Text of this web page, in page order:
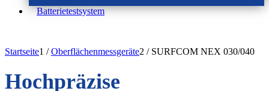
Batterie­test­system
Startseite1 / Oberflächenmessgeräte2 / SURFCOM NEX 030/040
Hochpräzise